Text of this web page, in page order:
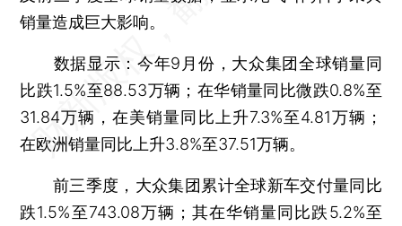
销量造成巨大影响。
数据显示：今年9月份，大众集团全球销量同
比跌1.5%至88.53万辆；在华销量同比微跌0.8%至
31.84万辆，在美销量同比上升7.3%至4.81万辆；
在欧洲销量同比上升3.8%至37.51万辆。
前三季度，大众集团累计全球新车交付量同比
跌1.5%至743.08万辆；其在华销量同比跌5.2%至